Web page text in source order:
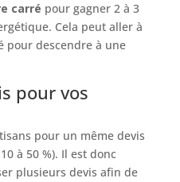
carré pour gagner 2 à 3
Cela peut aller à
pour descendre à une
pour vos
pour un même devis
à 50 %). Il est donc
plusieurs devis afin de